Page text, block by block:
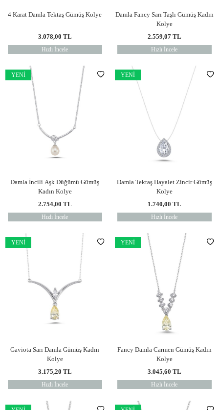
4 Karat Damla Tektaş Gümüş Kolye
3.078,00 TL
Hızlı İncele
Damla Fancy Sarı Taşlı Gümüş Kadın
Kolye
2.559,07TL
Hızlı İncele
YENI
Damla İncili Aşk Düğümü Gümüş
Kadın Kolye
2.754,00 TL
Hızlı İncele
YENI
Damla Tektaş Hayalet Zincir Gümüş
Kolye
1.740,00 TL
Hızlı İncele
YENI
Gaviota Sarı Damla Gümüş Kadın
Kolye
3.175,20 TL
Hızlı İncele
YENI
Fancy Damla Carmen Gümüş Kadın
Kolye
3.045,60 TL
Hızlı İncele